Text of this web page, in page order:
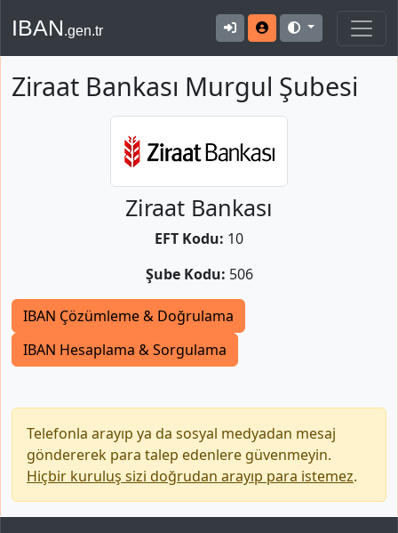
IBAN.gen.tr
Ziraat Bankası Murgul Şubesi
Ziraat Bankası
EFT Kodu: 10
Şube Kodu: 506
IBAN Çözümleme & Doğrulama
IBAN Hesaplama & Sorgulama
Telefonla arayıp ya da sosyal medyadan mesaj
göndererek para talep edenlere güvenmeyin.
Hiçbir kuruluş sizi doğrudan arayıp para istemez.